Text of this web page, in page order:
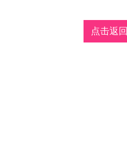
点击返回